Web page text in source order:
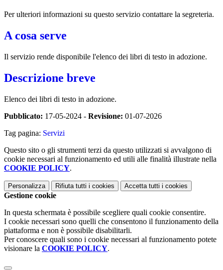
Per ulteriori informazioni su questo servizio contattare la segreteria.
A cosa serve
Il servizio rende disponibile l'elenco dei libri di testo in adozione.
Descrizione breve
Elenco dei libri di testo in adozione.
Pubblicato: 17-05-2024 - Revisione: 01-07-2026
Tag pagina: Servizi
Questo sito o gli strumenti terzi da questo utilizzati si avvalgono di
cookie necessari al funzionamento ed utili alle finalità illustrate nella
COOKIE POLICY.
Personalizza Rifiuta tutti i cookies Accetta tutti i cookies
Gestione cookie
In questa schermata è possibile scegliere quali cookie consentire.
I cookie necessari sono quelli che consentono il funzionamento della
piattaforma e non è possibile disabilitarli.
Per conoscere quali sono i cookie necessari al funzionamento potete
visionare la COOKIE POLICY.